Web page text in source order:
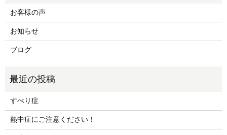
お客様の声
お知らせ
ブログ
すべり症
熱中症にご注意ください！